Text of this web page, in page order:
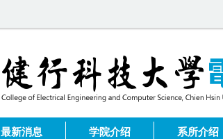
最新消息 学院介绍 系所介绍